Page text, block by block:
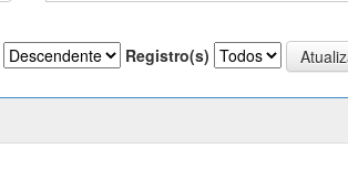
Registro(s)